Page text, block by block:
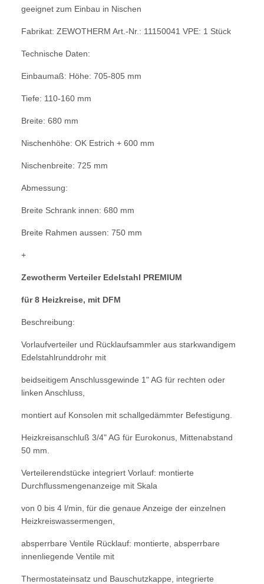
geeignet zum Einbau in Nischen
Fabrikat: ZEWOTHERM Art.-Nr.: 11150041 VPE: 1 Stück
Technische Daten:
Einbaumaß: Höhe: 705-805 mm
Tiefe: 110-160 mm
Breite: 680 mm
Nischenhöhe: OK Estrich + 600 mm
Nischenbreite: 725 mm
Abmessung:
Breite Schrank innen: 680 mm
Breite Rahmen aussen: 750 mm
+
Zewotherm Verteiler Edelstahl PREMIUM
für 8 Heizkreise, mit DFM
Beschreibung:
Vorlaufverteiler und Rücklaufsammler aus starkwandigem
Edelstahlrunddrohr mit
beidseitigem Anschlussgewinde 1" AG für rechten oder
linken Anschluss,
montiert auf Konsolen mit schallgedämmter Befestigung.
Heizkreisanschluß 3/4" AG für Eurokonus, Mittenabstand
50 mm.
Verteilerendstücke integriert Vorlauf: montierte
Durchflussmengenanzeige mit Skala
von 0 bis 4 l/min, für die genaue Anzeige der einzelnen
Heizkreiswassermengen,
absperrbare Ventile Rücklauf: montierte, absperrbare
innenliegende Ventile mit
Thermostateinsatz und Bauschutzkappe, integrierte